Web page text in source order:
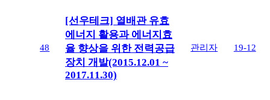
48
[선우테크] 열배관 유효
에너지 활용과 에너지효
율 향상을 위한 전력공급
장치 개발(2015.12.01 ~
2017.11.30)
관리자 19-12